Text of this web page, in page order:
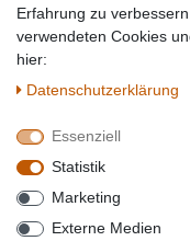
SICHER EINKAUFEN
QUALITÄT
Erfahrung zu
verwendeten Cookies
hier:
Daten­schutz­erklärung
Essenziell
Statistik
Marketing
Externe Medien